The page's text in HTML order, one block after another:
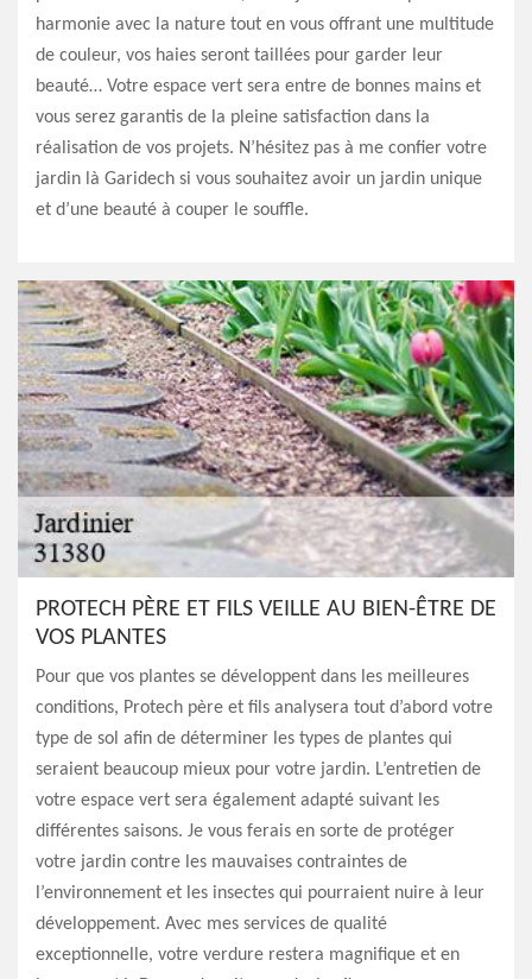
harmonie avec la nature tout en vous offrant une multitude
de couleur, vos haies seront taillées pour garder leur
beauté… Votre espace vert sera entre de bonnes mains et
vous serez garantis de la pleine satisfaction dans la
réalisation de vos projets. N’hésitez pas à me confier votre
jardin là Garidech si vous souhaitez avoir un jardin unique
et d’une beauté à couper le souffle.
PROTECH PÈRE ET FILS VEILLE AU BIEN-ÊTRE DE
VOS PLANTES
Pour que vos plantes se développent dans les meilleures
conditions, Protech père et fils analysera tout d’abord votre
type de sol afin de déterminer les types de plantes qui
seraient beaucoup mieux pour votre jardin. L’entretien de
votre espace vert sera également adapté suivant les
différentes saisons. Je vous ferais en sorte de protéger
votre jardin contre les mauvaises contraintes de
l’environnement et les insectes qui pourraient nuire à leur
développement. Avec mes services de qualité
exceptionnelle, votre verdure restera magnifique et en